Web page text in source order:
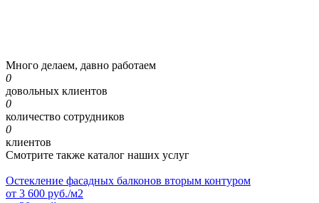
Много делаем, давно работаем
0
довольных клиентов
0
количество сотрудников
0
клиентов
Смотрите также каталог наших услуг
Остекление фасадных балконов вторым контуром
от 3 600 руб./м2